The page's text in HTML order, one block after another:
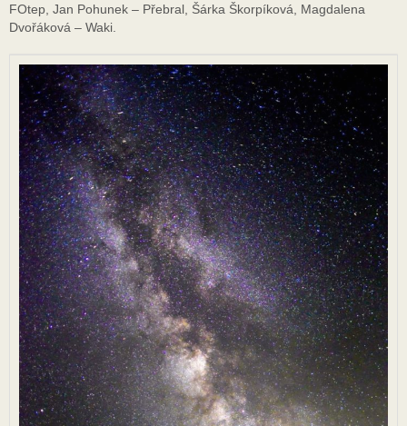
FOtep, Jan Pohunek – Přebral, Šárka Škorpíková, Magdalena
Dvořáková – Waki.